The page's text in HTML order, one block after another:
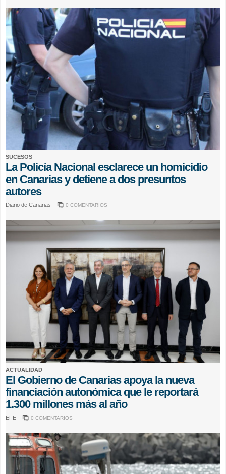
SUCESOS
La Policía Nacional esclarece un homicidio
en Canarias y detiene a dos presuntos
autores
Diario de Canarias 0 COMENTARIOS
ACTUALIDAD
El Gobierno de Canarias apoya la nueva
financiación autonómica que le reportará
1.300 millones más al año
EFE 0 COMENTARIOS